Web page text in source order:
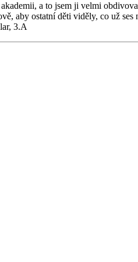
a to jsem ji velmi
aby ostatní děti viděly, co už
3.A